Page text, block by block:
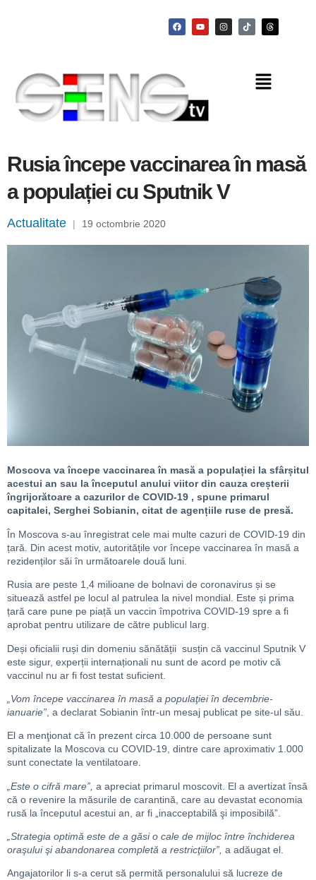
Rusia începe vaccinarea în masă
a populației cu Sputnik V
Actualitate | 19 octombrie 2020
Moscova va începe vaccinarea în masă a populației la sfârșitul
acestui an sau la începutul anului viitor din cauza creșterii
îngrijorătoare a cazurilor de COVID-19 , spune primarul
capitalei, Serghei Sobianin, citat de agențiile ruse de presă.
În Moscova s-au înregistrat cele mai multe cazuri de COVID-19 din
țară. Din acest motiv, autoritățile vor începe vaccinarea în masă a
rezidenților săi în următoarele două luni.
Rusia are peste 1,4 milioane de bolnavi de coronavirus și se
situează astfel pe locul al patrulea la nivel mondial. Este și prima
țară care pune pe piață un vaccin împotriva COVID-19 spre a fi
aprobat pentru utilizare de către publicul larg.
Deși oficialii ruși din domeniu sănătății susțin că vaccinul Sputnik V
este sigur, experții internaționali nu sunt de acord pe motiv că
vaccinul nu ar fi fost testat suficient.
„Vom începe vaccinarea în masă a populaţiei în decembrie-
ianuarie” , a declarat Sobianin într-un mesaj publicat pe site-ul său.
El a menţionat că în prezent circa 10.000 de persoane sunt
spitalizate la Moscova cu COVID-19, dintre care aproximativ 1.000
sunt conectate la ventilatoare.
„Este o cifră mare”, a apreciat primarul moscovit. El a avertizat însă
că o revenire la măsurile de carantină, care au devastat economia
rusă la începutul acestui an, ar fi „inacceptabilă şi imposibilă”.
„Strategia optimă este de a găsi o cale de mijloc între închiderea
oraşului şi abandonarea completă a restricţiilor”, a adăugat el.
Angajatorilor li s-a cerut să permită personalului să lucreze de